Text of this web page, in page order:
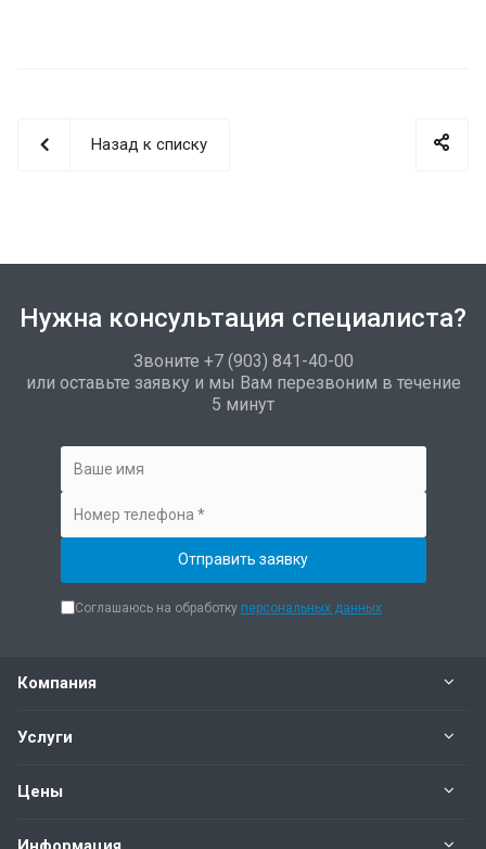
Назад к списку
Нужна консультация специалиста?
Звоните +7 (903) 841-40-00
или оставьте заявку и мы Вам перезвоним в течение
5 минут
Соглашаюсь на обработку персональных данных
Компания
Услуги
Цены